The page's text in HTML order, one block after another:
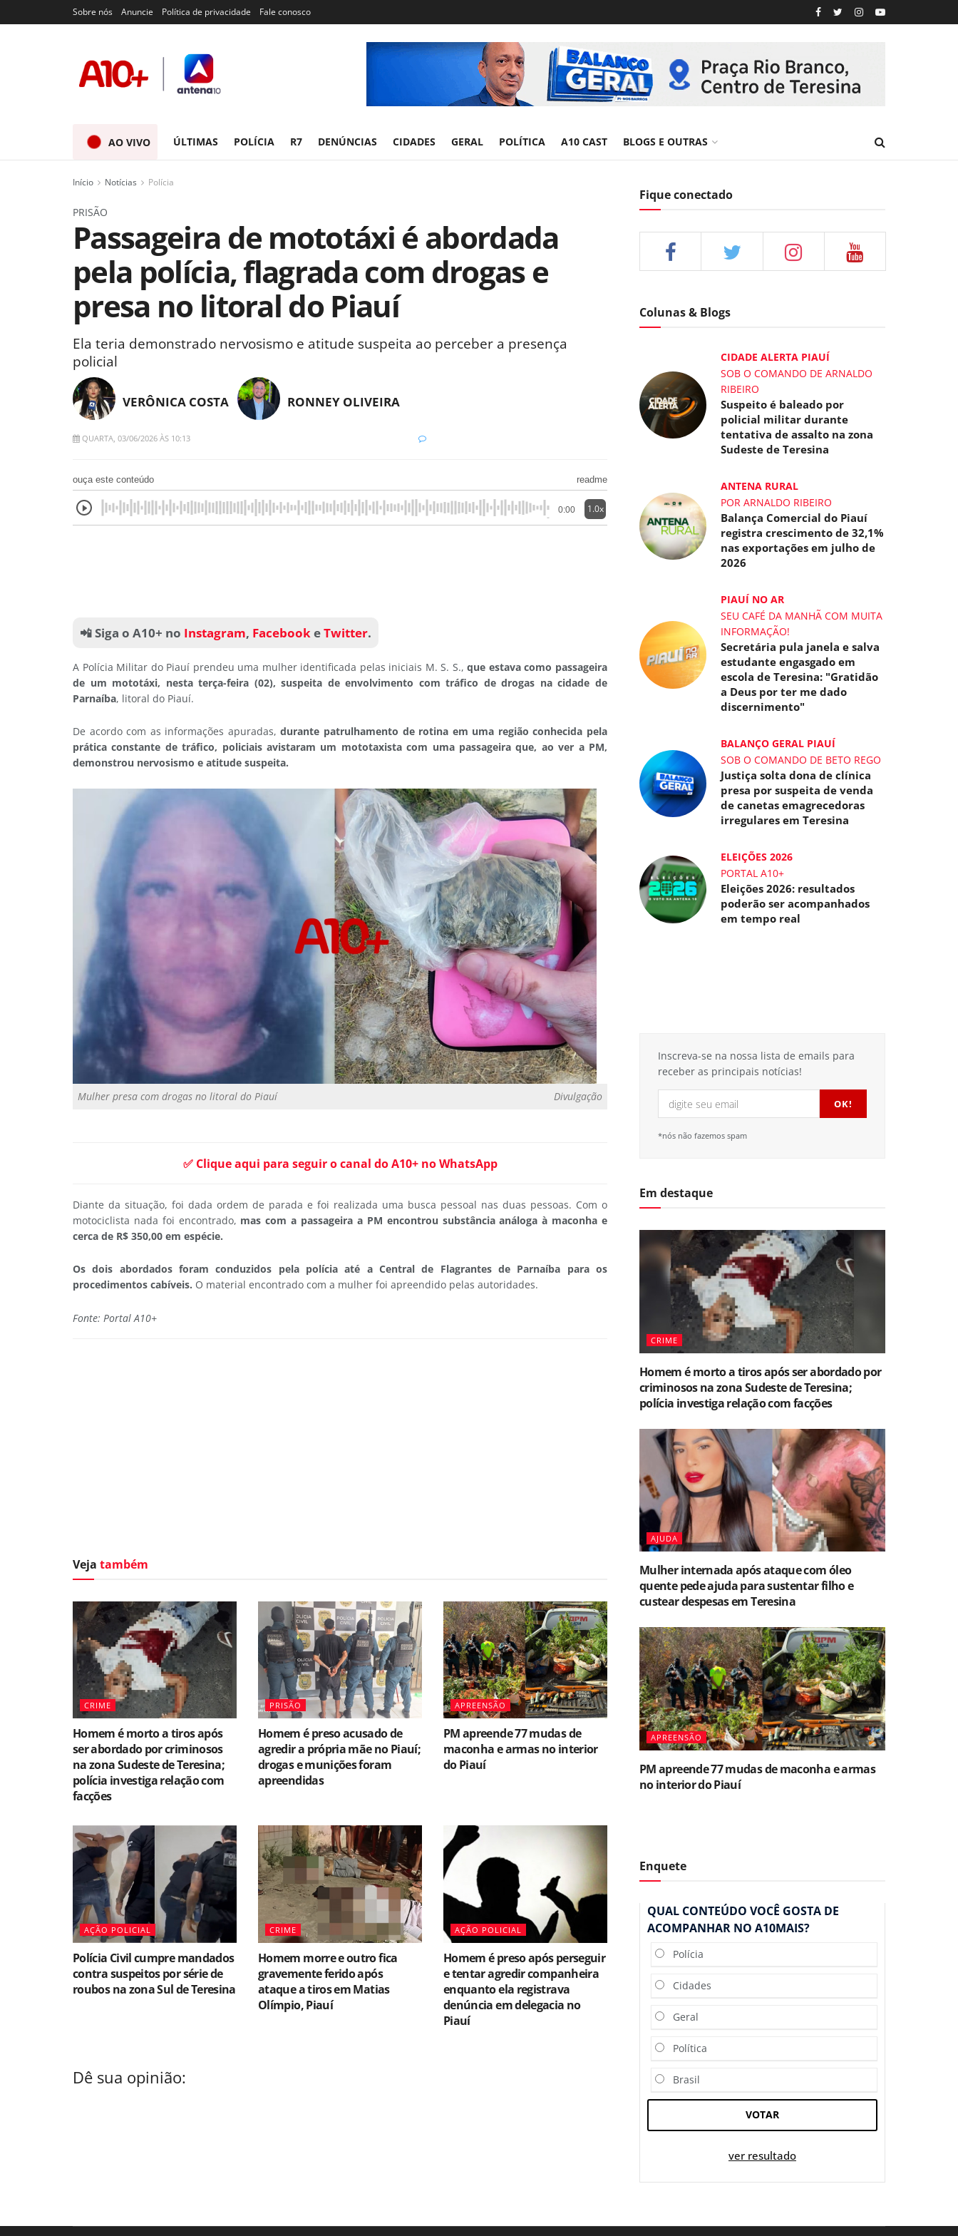
Sobre nós Anuncie Política de privacidade Fale conosco
AO VIVO ÚLTIMAS POLÍCIA R7 DENÚNCIAS CIDADES GERAL POLÍTICA A10 CAST BLOGS E OUTRAS
Início Notícias Polícia
PRISÃO
Passageira de mototáxi é abordada
pela polícia, flagrada com drogas e
presa no litoral do Piauí
Ela teria demonstrado nervosismo e atitude suspeita ao perceber a presença
policial
VERÔNICA COSTA RONNEY OLIVEIRA
QUARTA, 03/06/2026 ÀS 10:13
ouça este conteúdo readme
0:00 1.0x
📲 Siga o A10+ no Instagram, FacebookeTwitter.
A Polícia Militar do Piauí prendeu uma mulher identificada pelas iniciais M. S. S.,que estava como passageira
de um mototáxi, nesta terça-feira (02), suspeita de envolvimento com tráfico de drogas na cidade de
Parnaíba, litoral do Piauí.
De acordo com as informações apuradas,durante patrulhamento de rotina em uma região conhecida pela
prática constante de tráfico, policiais avistaram um mototaxista com uma passageira que, ao ver a PM,
demonstrou nervosismo e atitude suspeita.
Mulher presa com drogas no litoral do Piauí Divulgação
✅ Clique aqui para seguir o canal do A10+ no WhatsApp
Diante da situação, foi dada ordem de parada e foi realizada uma busca pessoal nas duas pessoas. Com o
motociclista nada foi encontrado, mas com a passageira a PM encontrou substância análoga à maconha e
cerca de R$ 350,00 em espécie.
Os dois abordados foram conduzidos pela polícia até a Central de Flagrantes de Parnaíba para os
procedimentos cabíveis. O material encontrado com a mulher foi apreendido pelas autoridades.
Fonte: Portal A10+
Veja também
CRIME
Homem é morto a tiros após
ser abordado por criminosos
na zona Sudeste de Teresina;
polícia investiga relação com
facções
PRISÃO
Homem é preso acusado de
agredir a própria mãe no Piauí;
drogas e munições foram
apreendidas
APREENSÃO
PM apreende 77 mudas de
maconha e armas no interior
do Piauí
AÇÃO POLICIAL
Polícia Civil cumpre mandados
contra suspeitos por série de
roubos na zona Sul de Teresina
CRIME
Homem morre e outro fica
gravemente ferido após
ataque a tiros em Matias
Olímpio, Piauí
AÇÃO POLICIAL
Homem é preso após perseguir
e tentar agredir companheira
enquanto ela registrava
denúncia em delegacia no
Piauí
Dê sua opinião:
Fique conectado
Colunas & Blogs
CIDADE ALERTA PIAUÍ
SOB O COMANDO DE ARNALDO
RIBEIRO
Suspeito é baleado por
policial militar durante
tentativa de assalto na zona
Sudeste de Teresina
ANTENA RURAL
POR ARNALDO RIBEIRO
Balança Comercial do Piauí
registra crescimento de 32,1%
nas exportações em julho de
2026
PIAUÍ NO AR
SEU CAFÉ DA MANHÃ COM MUITA
INFORMAÇÃO!
Secretária pula janela e salva
estudante engasgado em
escola de Teresina: "Gratidão
a Deus por ter me dado
discernimento"
BALANÇO GERAL PIAUÍ
SOB O COMANDO DE BETO REGO
Justiça solta dona de clínica
presa por suspeita de venda
de canetas emagrecedoras
irregulares em Teresina
ELEIÇÕES 2026
PORTAL A10+
Eleições 2026: resultados
poderão ser acompanhados
em tempo real
Inscreva-se na nossa lista de emails para
receber as principais notícias!
*nós não fazemos spam
Em destaque
CRIME
Homem é morto a tiros após ser abordado por
criminosos na zona Sudeste de Teresina;
polícia investiga relação com facções
AJUDA
Mulher internada após ataque com óleo
quente pede ajuda para sustentar filho e
custear despesas em Teresina
APREENSÃO
PM apreende 77 mudas de maconha e armas
no interior do Piauí
Enquete
QUAL CONTEÚDO VOCÊ GOSTA DE
ACOMPANHAR NO A10MAIS?
Polícia
Cidades
Geral
Política
Brasil
VOTAR
ver resultado